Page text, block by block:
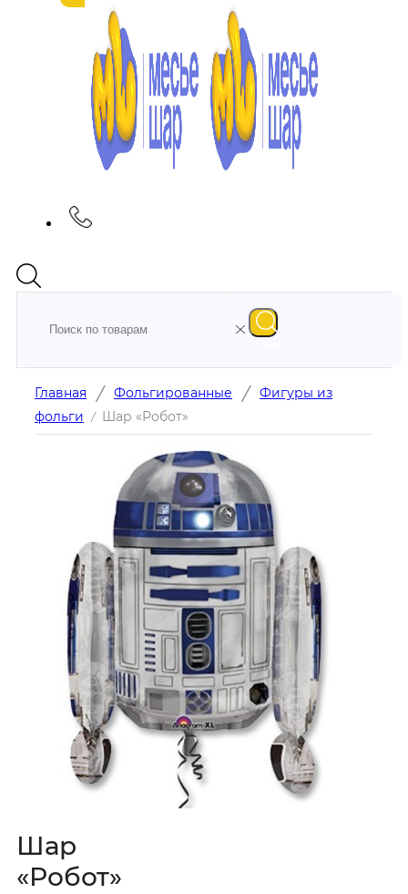
Главная / Фольгированные / Фигуры из
фольги / Шар «Робот»
Шар
«Робот»